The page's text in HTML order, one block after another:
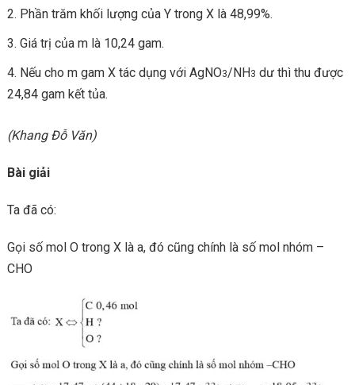
Phần trăm khối lượng của Y trong X là 48,99%.
Giá trị của m là 10,24 gam.
Nếu cho m gam X tác dụng với AgNO3/NH3 dư thì thu được
24,84 gam kết tủa.
(Khang Đỗ Văn)
Bài giải
Ta đã có:
Gọi số mol O trong X là a, đó cũng chính là số mol nhóm –
CHO